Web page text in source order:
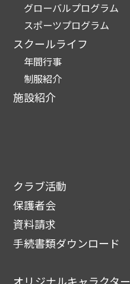
グローバルプログラム
スポーツプログラム
スクールライフ
年間行事
制服紹介
施設紹介
クラブ活動
保護者会
資料請求
手続書類ダウンロード
オリジナルキャラクター